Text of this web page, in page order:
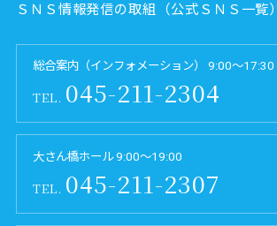
ＳＮＳ情報発信の取組（公式ＳＮＳ一覧）
総合案内（インフォメーション） 9:00～17:30
TEL. 045-211-2304
大さん橋ホール 9:00～19:00
TEL. 045-211-2307